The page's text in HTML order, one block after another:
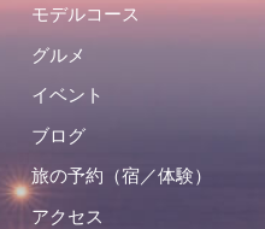
モデルコース
グルメ
イベント
ブログ
旅の予約（宿／体験）
アクセス